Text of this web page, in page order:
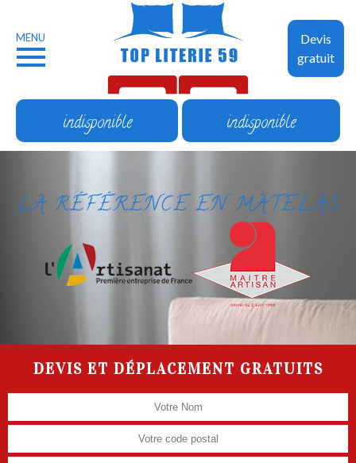
Devis
gratuit
MENU
indisponible indisponible
LA RÉFÉRENCE EN MATELAS
DEVIS ET DÉPLACEMENT GRATUITS